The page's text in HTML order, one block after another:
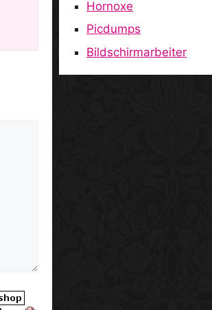
Hornoxe
Picdumps
Bildschirmarbeiter